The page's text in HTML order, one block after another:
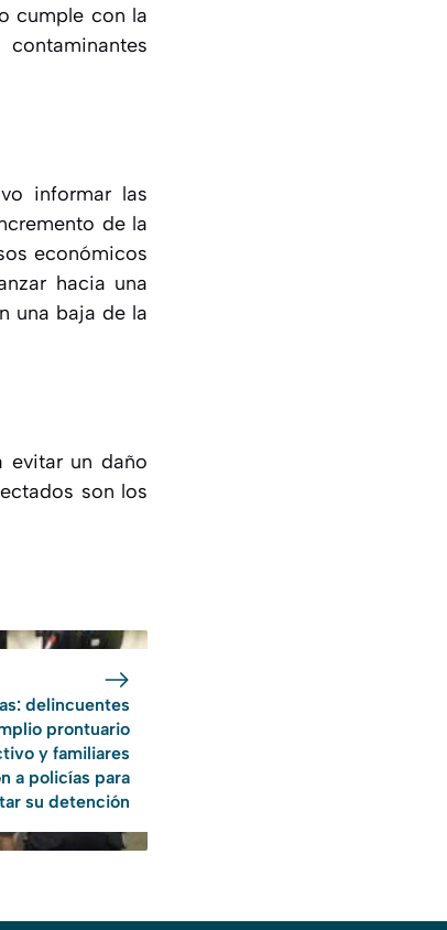
cumple con la
informar las
de la
económicos
hacia una
una baja de la
evitar un daño
son los
delincuentes
prontuario
y familiares
a policías para
su detención